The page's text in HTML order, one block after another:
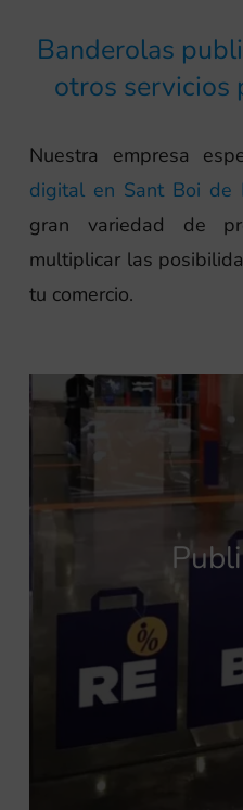
Banderolas
otros servicios
Nuestra empresa
digital en Sant Boi de
gran variedad de
multiplicar las
tu comercio.